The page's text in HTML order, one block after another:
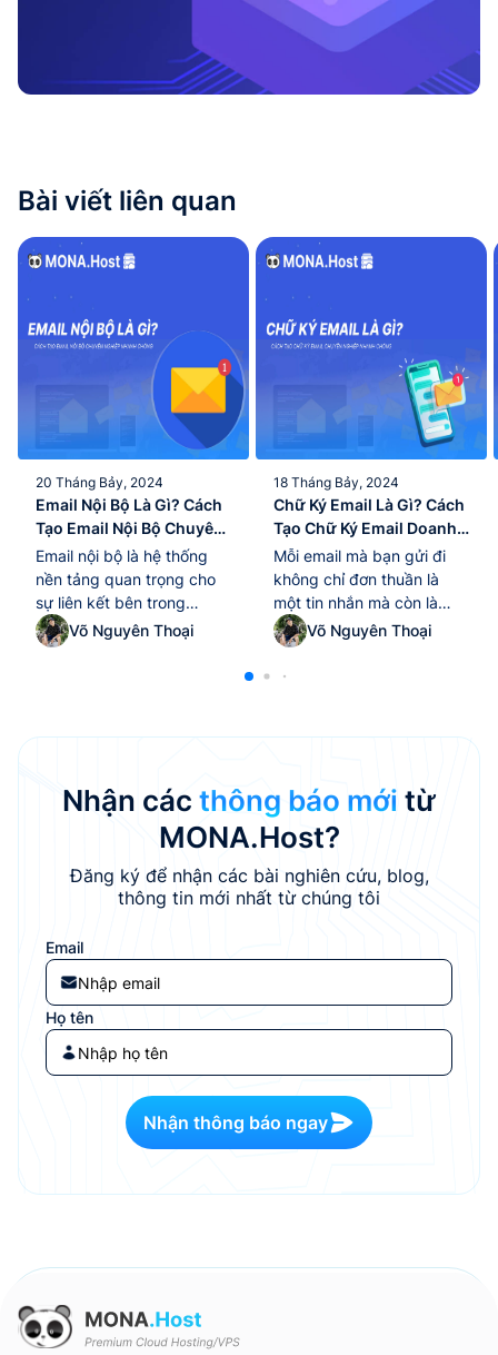
Bài viết liên quan
20 Tháng Bảy, 2024
Email Nội Bộ Là Gì? Cách
Tạo Email Nội Bộ Chuyên
Nghiệp Nhanh Chóng
Email nội bộ là hệ thống
nền tảng quan trọng cho
sự liên kết bên trong
doanh nghiệp và tối ưu
hóa quy trình làm việc.
để tổ chức cuộc họp, chia
Võ Nguyên Thoại
18 Tháng Bảy, 2024
Chữ Ký Email Là Gì? Cách
Tạo Chữ Ký Email Doanh
Nghiệp Chuyên Nghiệp
Mỗi email mà bạn gửi đi
không chỉ đơn thuần là
một tin nhắn mà còn là
một cơ hội để bạn truyền
tải hình ảnh thương hiệu
của mình đến với đối tác.
trọng giúp bạn có thể gây
Võ Nguyên Thoại
Nhận các thông báo mới từ
MONA.Host?
Đăng ký để nhận các bài nghiên cứu, blog,
thông tin mới nhất từ chúng tôi
Email
Họ tên
Nhận thông báo ngay